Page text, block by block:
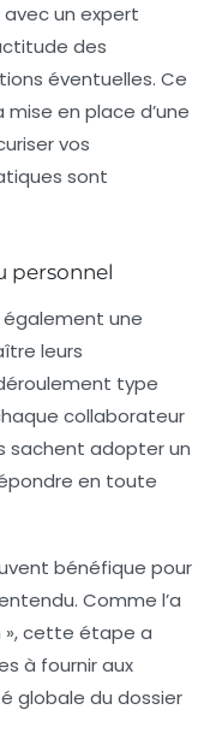
un expert
des
éventuelles. Ce
en place d’une
vos
sont
personnel
une
leurs
type
collaborateur
sachent adopter un
en toute
bénéfique pour
Comme l’a
», cette étape a
à fournir aux
globale du dossier